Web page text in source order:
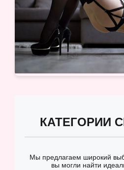
КАТЕГОРИИ
Мы предлагаем широкий
вы могли найти